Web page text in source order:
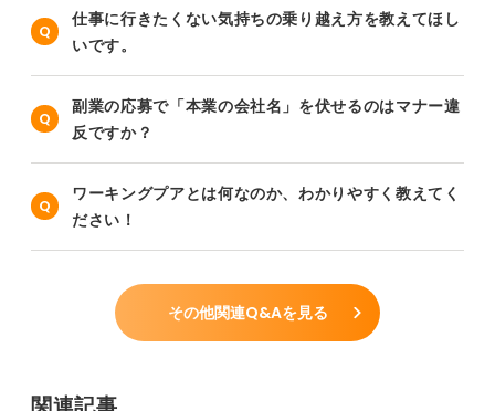
仕事に行きたくない気持ちの乗り越え方を教えてほし
いです。
副業の応募で「本業の会社名」を伏せるのはマナー違
反ですか？
ワーキングプアとは何なのか、わかりやすく教えてく
ださい！
その他関連Q&Aを見る
関連記事